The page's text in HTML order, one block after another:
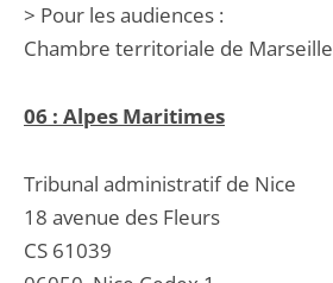
> Pour les audiences :
Chambre territoriale de Marseille
06 : Alpes Maritimes
Tribunal administratif de Nice
18 avenue des Fleurs
CS 61039